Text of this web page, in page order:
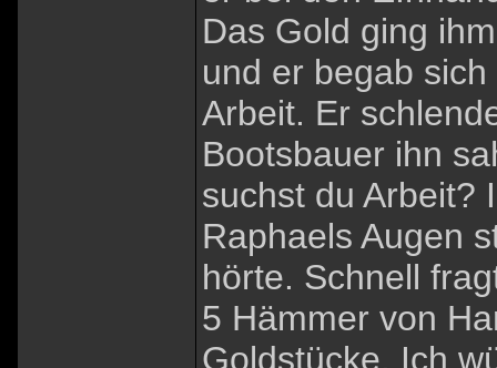
Das Gold ging
und er begab
Arbeit. Er
Bootsbauer ihn
suchst du Arbeit?
Raphaels Augen
hörte. Schnell
5 Hämmer von
Goldstücke. Ich